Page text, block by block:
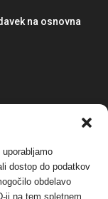
dostop do podatkov
obdelavo
ji na tem spletnem
na osnovna
na Ojstrici, v